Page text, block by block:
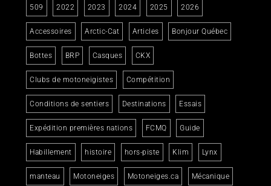
509 2022 2023 2024 2025 2026
Accessoires Arctic-Cat Articles Bonjour Québec
Bottes BRP Casques CKX
Clubs de motoneigistes Compétition
Conditions de sentiers Destinations Essais
Expédition premières nations FCMQ Guide
Habillement histoire hors-piste Klim Lynx
manteau Motoneiges Motoneiges.ca Mécanique